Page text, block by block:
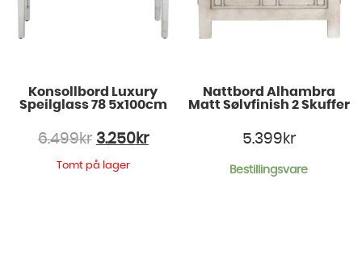
Konsollbord Luxury
Speilglass 78 5x100cm
6.499kr 3.250kr
Tomt på lager
Nattbord Alhambra
Matt Sølvfinish 2 Skuffer
5.399 kr
Bestillingsvare